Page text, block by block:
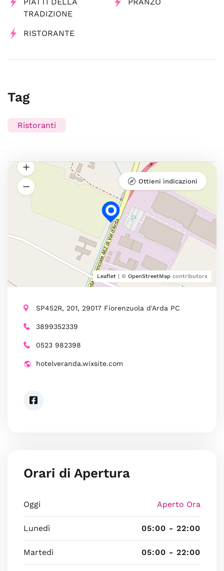
TRADIZIONE
RISTORANTE
Tag
Ristoranti
Leaflet | © OpenStreetMap contributors
Ottieni indicazioni
SP452R, 201, 29017 Fiorenzuola d'Arda PC
3899352339
0523 982398
hotelveranda.wixsite.com
Orari di Apertura
Oggi Aperto Ora
Lunedì 05:00 - 22:00
Martedì 05:00 - 22:00